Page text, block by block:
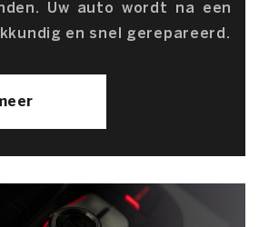
Uw auto wordt na een
en snel gerepareerd.